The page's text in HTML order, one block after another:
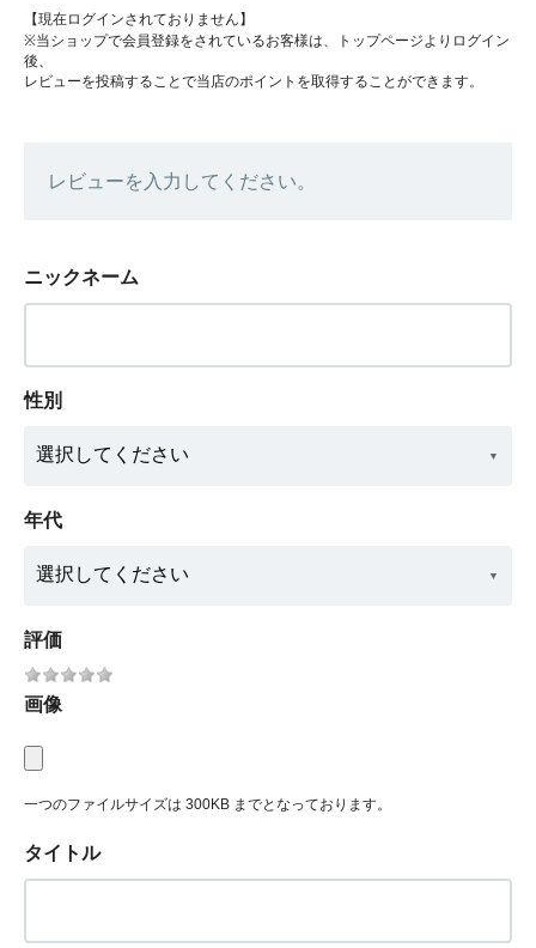
【現在ログインされておりません】
※当ショップで会員登録をされているお客様は、トップページよりログイン
後、
レビューを投稿することで当店のポイントを取得することができます。
レビューを入力してください。
ニックネーム
性別
年代
評価
画像
一つのファイルサイズは 300KB までとなっております。
タイトル